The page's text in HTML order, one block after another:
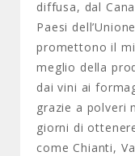
diffusa, dal
Paesi
promettono il
meglio della
dai vini ai
grazie a polveri
giorni di
come Chianti,